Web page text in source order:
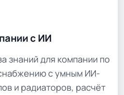
с ИИ
знаний для компании по
с умным ИИ-
и радиаторов, расчёт